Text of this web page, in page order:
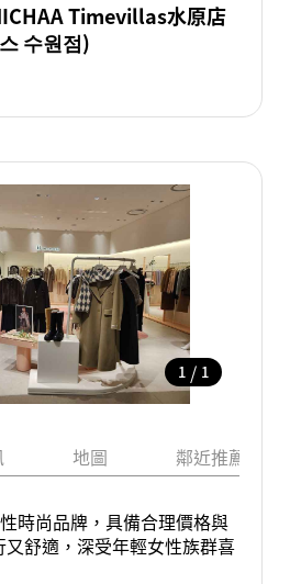
Timevillas水原店
수원점)
1 / 1
地圖 鄰近推薦景點
時尚品牌，具備合理價格與
舒適，深受年輕女性族群喜